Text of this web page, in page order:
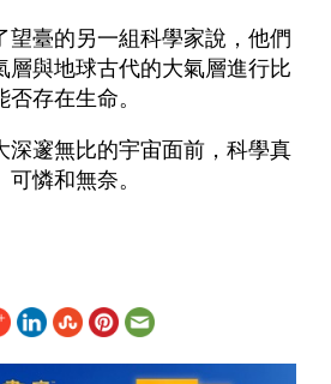
望臺的另一組科學家說，他們
層與地球古代的大氣層進行比
存在生命。
深邃無比的宇宙面前，科學真
憐和無奈。